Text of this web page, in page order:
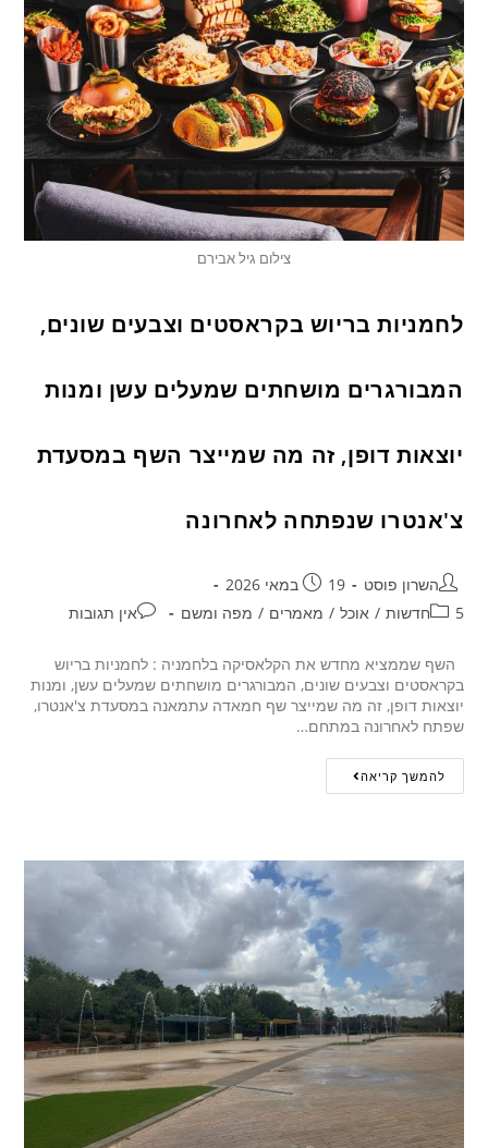
צילום גיל אבירם
לחמניות בריוש בקראסטים וצבעים שונים,
המבורגרים מושחתים שמעלים עשן ומנות
יוצאות דופן, זה מה שמייצר השף במסעדת
צ'אנטרו שנפתחה לאחרונה
השרון פוסט
19 במאי 2026
5חדשות
/ אוכל / מאמרים / מפה ומשם אין תגובות
השף שממציא מחדש את הקלאסיקה בלחמניה : לחמניות בריוש
בקראסטים וצבעים שונים, המבורגרים מושחתים שמעלים עשן, ומנות
יוצאות דופן, זה מה שמייצר שף חמאדה עתמאנה במסעדת צ'אנטרו,
שפתח לאחרונה במתחם…
להמשך קריאה